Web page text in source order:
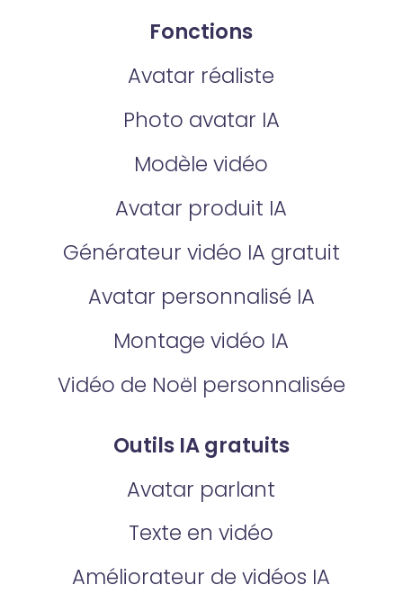
Fonctions
Avatar réaliste
Photo avatar IA
Modèle vidéo
Avatar produit IA
Générateur vidéo IA gratuit
Avatar personnalisé IA
Montage vidéo IA
Vidéo de Noël personnalisée
Outils IA gratuits
Avatar parlant
Texte en vidéo
Améliorateur de vidéos IA